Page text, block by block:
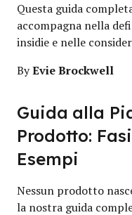
Questa guida
accompagna nella
insidie e nelle
ByEvie Brockwell
Guida alla
Prodotto:
Esempi
Nessun prodotto
la nostra guida